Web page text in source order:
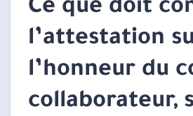
Ce que doit
l’attestation
l’honneur du
collaborateur,